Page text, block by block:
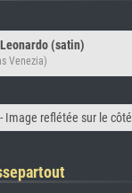
(satin)
Venezia)
Image reflétée sur le côté